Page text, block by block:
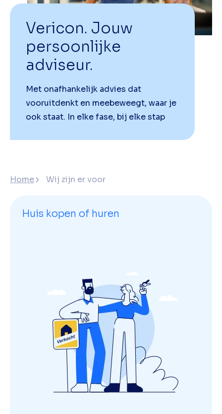
Vericon. Jouw
persoonlijke
adviseur.
Met onafhankelijk advies dat
vooruitdenkt en meebeweegt, waar je
ook staat. In elke fase, bij elke stap
Home Wij zijn er voor
Huis kopen of huren